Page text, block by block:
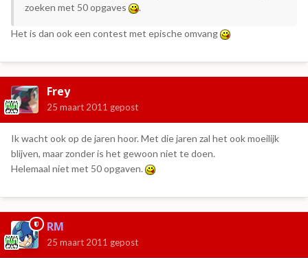
zoeken met 50 opgaves
.
Het is dan ook een contest met epische omvang
Frey
25 maart 2011 gepost
Ik wacht ook op de jaren hoor. Met die jaren zal het ook moeilijk
blijven, maar zonder is het gewoon niet te doen.
Helemaal niet met 50 opgaven.
RM
25 maart 2011 gepost